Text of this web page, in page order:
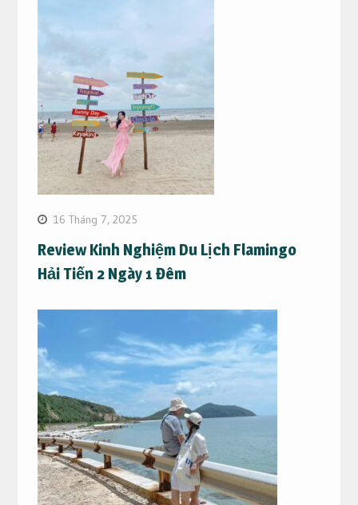
16 Tháng 7, 2025
Review Kinh Nghiệm Du Lịch Flamingo
Hải Tiến 2 Ngày 1 Đêm